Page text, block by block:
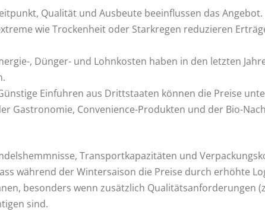
Qualität und Ausbeute beeinflussen das Angebot.
wie Trockenheit oder Starkregen reduzieren
, Dünger- und Lohnkosten haben in den letzten
Einfuhren aus Drittstaaten können die Preise
Gastronomie, Convenience-Produkten und der Bio-
Transportkapazitäten und
während der Wintersaison die Preise durch erhöhte
besonders wenn zusätzlich Qualitätsanforderungen
sind.